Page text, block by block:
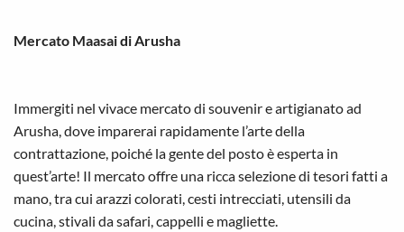
Mercato Maasai di Arusha
Immergiti nel vivace mercato di souvenir e artigianato ad
Arusha, dove imparerai rapidamente l’arte della
contrattazione, poiché la gente del posto è esperta in
quest’arte! Il mercato offre una ricca selezione di tesori fatti a
mano, tra cui arazzi colorati, cesti intrecciati, utensili da
cucina, stivali da safari, cappelli e magliette.